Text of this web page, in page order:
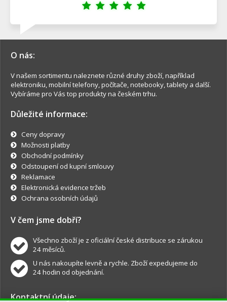
O nás:
V našem sortimentu naleznete různé druhy zboží, například
elektroniku, mobilní telefony, počítače, notebooky, tablety a další.
Vybíráme pro Vás top produkty na českém trhu.
Důležité informace:
Ceny dopravy
Možnosti platby
Obchodní podmínky
Odstoupení od kupní smlouvy
Reklamace
Elektronická evidence tržeb
Ochrana osobních údajů
V čem jsme dobří?
Všechno zboží je z oficiální české distribuce se zárukou
24 měsíců.
U nás nakoupíte levně a rychle. Zboží expedujeme do
24 hodin od objednání.
Kontaktní údaje: